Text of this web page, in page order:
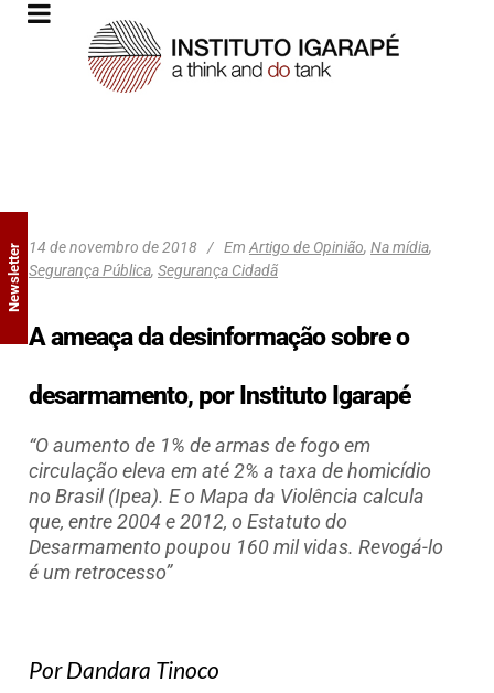
14 de novembro de 2018 Em Artigo de Opinião, Na mídia,
Segurança Pública, Segurança Cidadã
A ameaça da desinformação sobre o
desarmamento, por Instituto Igarapé
“O aumento de 1% de armas de fogo em
circulação eleva em até 2% a taxa de homicídio
no Brasil (Ipea). E o Mapa da Violência calcula
que, entre 2004 e 2012, o Estatuto do
Desarmamento poupou 160 mil vidas. Revogá-lo
é um retrocesso”
Por Dandara Tinoco
Newsletter